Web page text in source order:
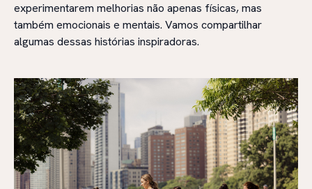
experimentarem melhorias não apenas físicas, mas
também emocionais e mentais. Vamos compartilhar
algumas dessas histórias inspiradoras.